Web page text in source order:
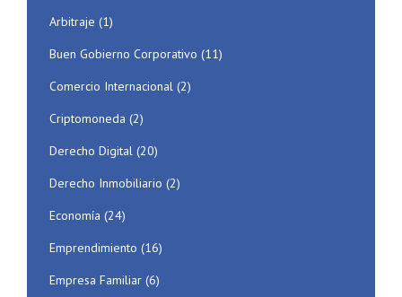
Arbitraje (1)
Buen Gobierno Corporativo (11)
Comercio Internacional (2)
Criptomoneda (2)
Derecho Digital (20)
Derecho Inmobiliario (2)
Economía (24)
Emprendimiento (16)
Empresa Familiar (6)